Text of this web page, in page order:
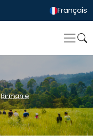
Français
Birmanie